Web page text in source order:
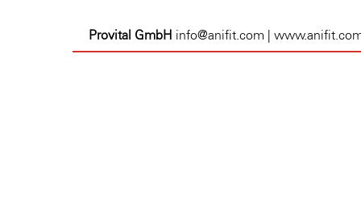
Provital GmbH info@anifit.com |